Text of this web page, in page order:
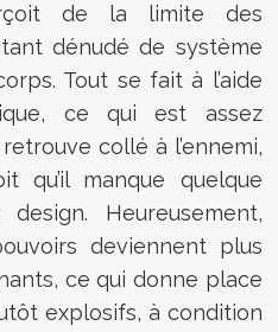
de la limite des
dénudé de système
Tout se fait à l’aide
ce qui est assez
collé à l’ennemi,
qu’il manque quelque
Heureusement,
deviennent plus
ce qui donne place
explosifs, à condition